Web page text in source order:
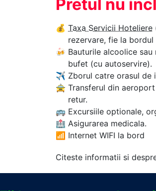
Pretul nu
💰 Taxa Servicii Hoteliere
rezervare, fie la bordul
🍻 Bauturile alcoolice
bufet (cu autoservire).
✈ Zborul catre orasul de
🚖 Transferul din
retur.
🚌 Excursiile optionale,
🏥 Asigurarea medicala.
📶 Internet WIFI la bord
Citeste informatii si